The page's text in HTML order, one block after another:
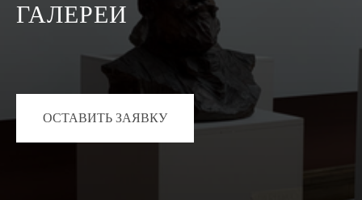
ГАЛЕРЕИ
ОСТАВИТЬ ЗАЯВКУ